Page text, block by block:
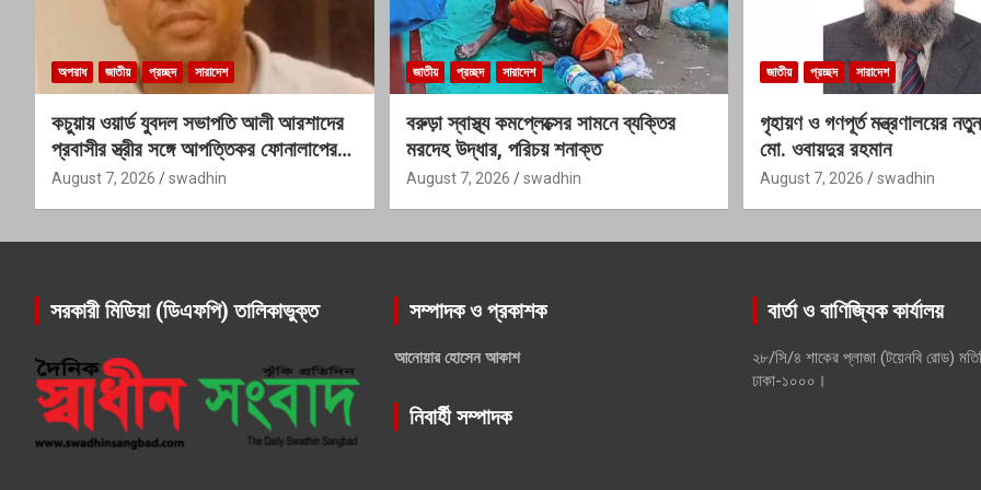
অপরাধ জাতীয় প্রচ্ছদ সারাদেশ
কচুয়ায় ওয়ার্ড যুবদল সভাপতি আলী আরশাদের
প্রবাসীর স্ত্রীর সঙ্গে আপত্তিকর ফোনালাপের
অডিও ভাইরাল; শাস্তির দাবি এলাকাবাসীর
August 7, 2026 swadhin
জাতীয় প্রচ্ছদ সারাদেশ
বরুড়া স্বাস্থ্য কমপ্লেক্সের সামনে ব্যক্তির
মরদেহ উদ্ধার, পরিচয় শনাক্ত
August 7, 2026 swadhin
জাতীয় প্রচ্ছদ সারাদেশ
গৃহায়ণ ও গণপূর্ত মন্ত্রণালয়ের
মো. ওবায়দুর রহমান
August 7, 2026 swadhin
সরকারী মিডিয়া (ডিএফপি) তালিকাভুক্ত সম্পাদক ও প্রকাশক
আনোয়ার হোসেন আকাশ
নিবার্হী সম্পাদক
বার্তা ও বাণিজ্যিক কার্যালয়
২৮/সি/৪ শাকের প্লাজা (টয়েনবি রোড)
ঢাকা-১০০০।